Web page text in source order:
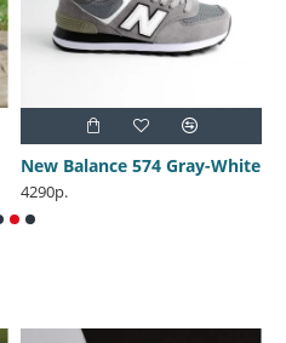
New Balance 574 Gray-White
4290р.